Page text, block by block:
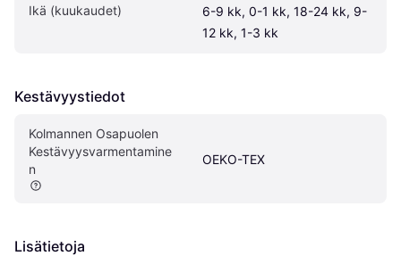
Ikä (kuukaudet)
6-9 kk, 0-1 kk, 18-24 kk, 9-
12 kk, 1-3 kk
Kestävyystiedot
Kolmannen Osapuolen
Kestävyysvarmentamine
n
OEKO-TEX
Lisätietoja